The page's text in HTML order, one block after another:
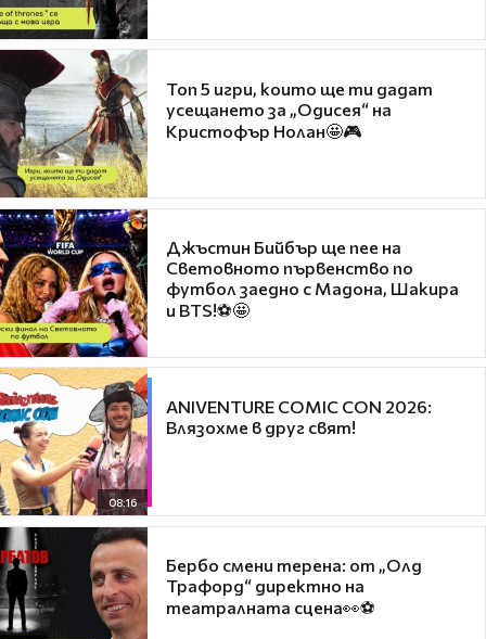
Топ 5 игри, които ще ти дадат
усещането за „Одисея“ на
Кристофър Нолан🤩🎮
Джъстин Бийбър ще пее на
Световното първенство по
футбол заедно с Мадона, Шакира
и BTS!⚽🤩
08:16
ANIVENTURE COMIC CON 2026:
Влязохме в друг свят!
Бербо смени терена: от „Олд
Трафорд“ директно на
театралната сцена👀⚽